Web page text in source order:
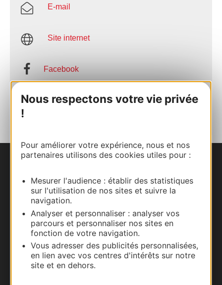
Nous respectons votre vie privée
!
Pour améliorer votre expérience, nous et nos
partenaires utilisons des cookies utiles pour :
Mesurer l'audience : établir des statistiques
sur l'utilisation de nos sites et suivre la
navigation.
Analyser et personnaliser : analyser vos
parcours et personnaliser nos sites en
fonction de votre navigation.
Vous adresser des publicités personnalisées,
en lien avec vos centres d'intérêts sur notre
site et en dehors.
E-mail
Site internet
Facebook
AJOUTER
AU CARNET
Carte interactive
Documentation